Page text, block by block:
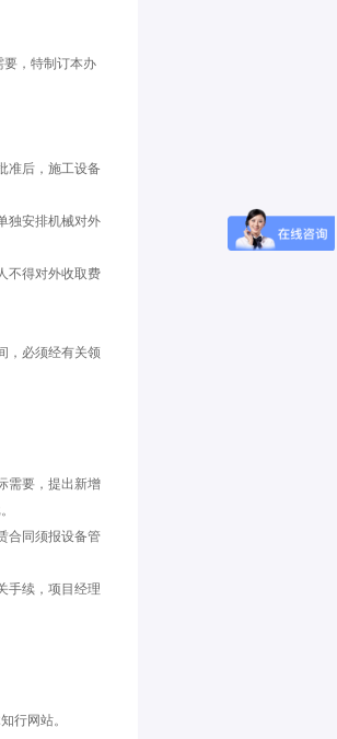
要，特制订本办
准后，施工设备
独安排机械对外
不得对外收取费
，必须经有关领
需要，提出新增
合同须报设备管
手续，项目经理
行网站。